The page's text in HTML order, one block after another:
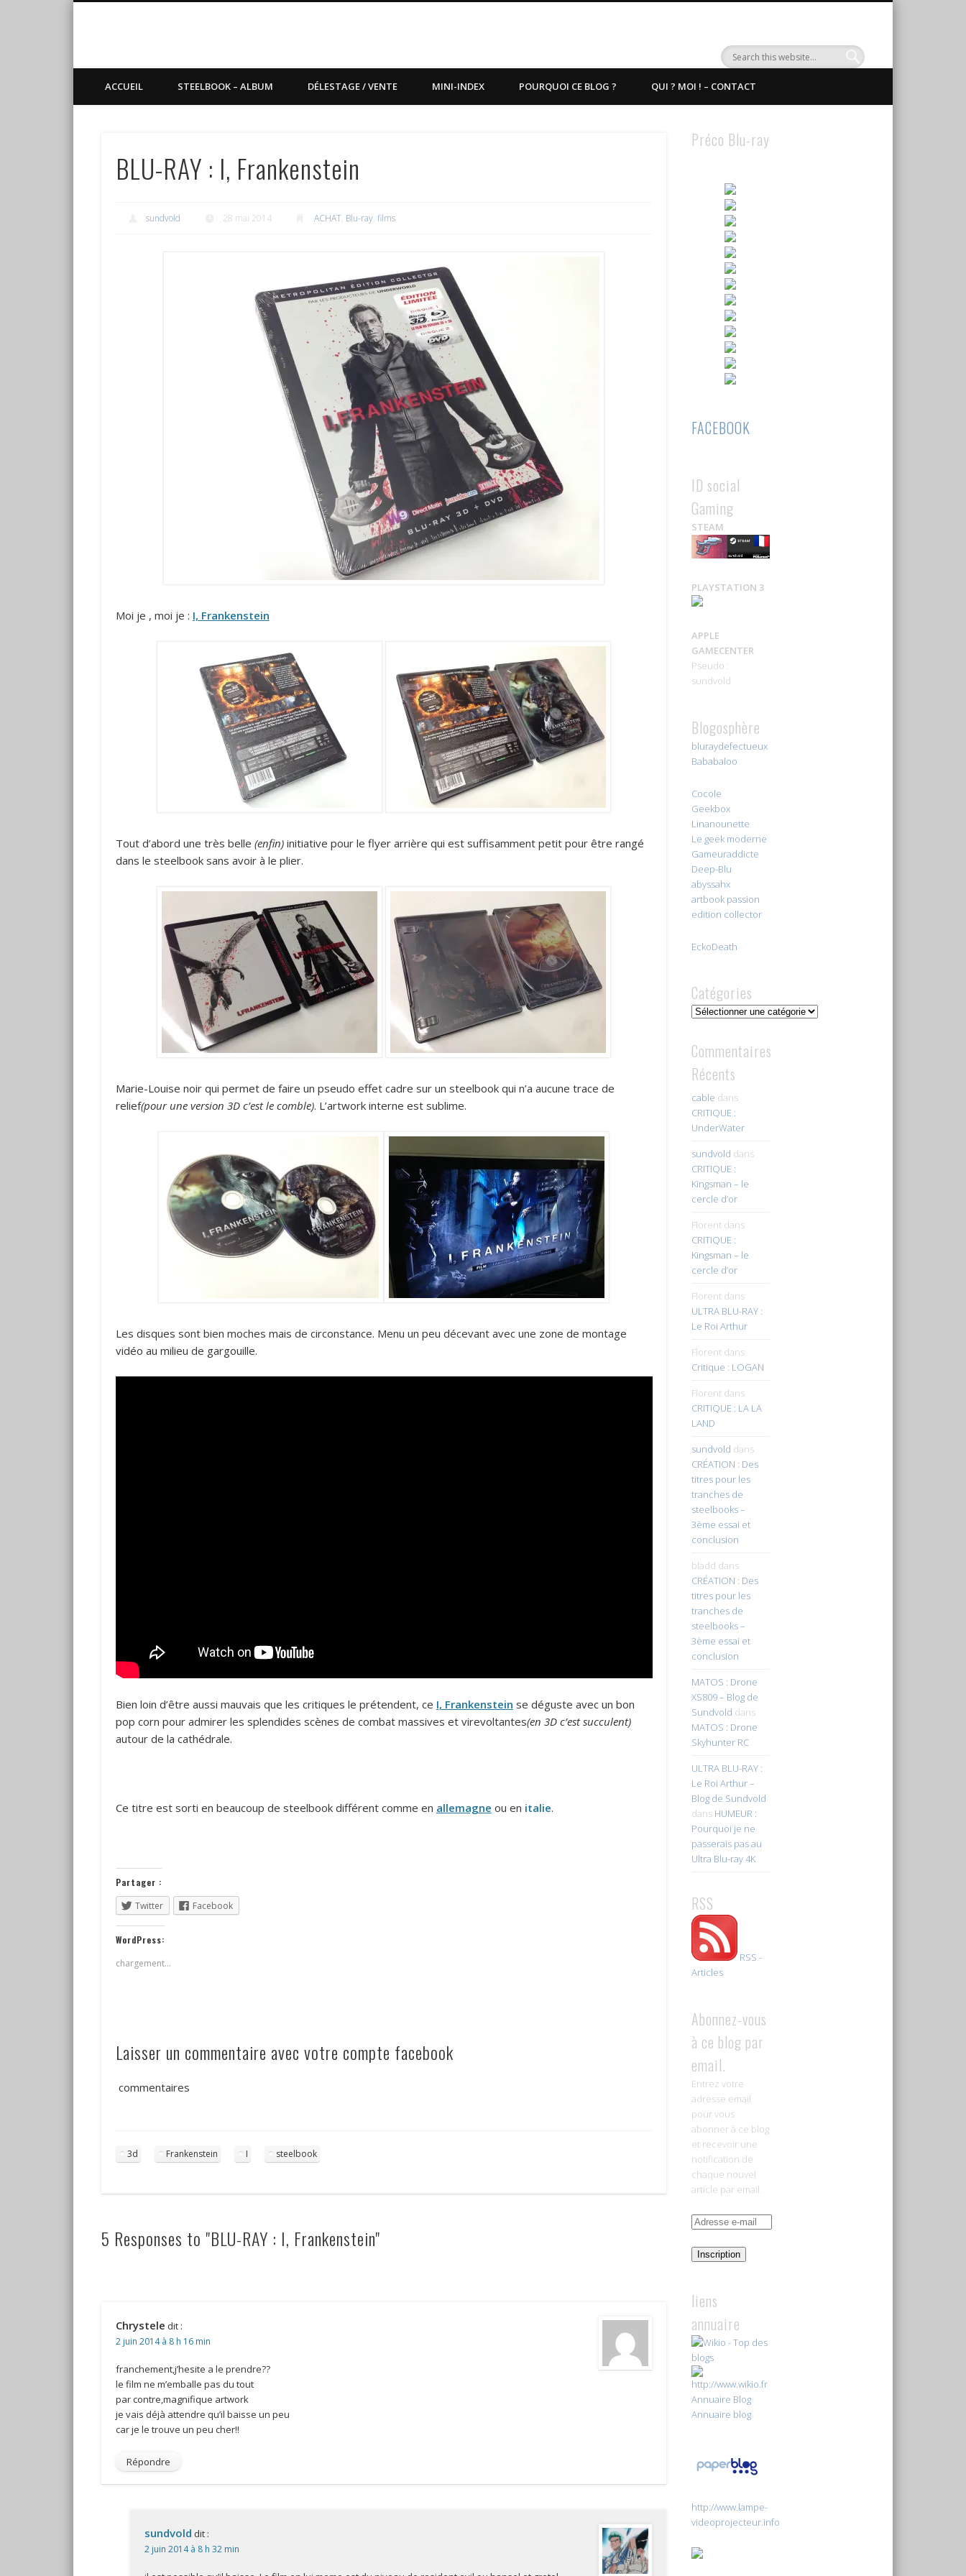
ACCUEIL STEELBOOK – ALBUM DÉLESTAGE / VENTE MINI-INDEX POURQUOI CE BLOG ? QUI ? MOI ! – CONTACT
BLU-RAY : I, Frankenstein
sundvold 28 mai 2014 ACHAT, Blu-ray, films
Moi je , moi je : I, Frankenstein
Tout d’abord une très belle (enfin)initiative pour le flyer arrière qui est suffisamment petit pour être rangé
dans le steelbook sans avoir à le plier.
Marie-Louise noir qui permet de faire un pseudo effet cadre sur un steelbook qui n’a aucune trace de
relief(pour une version 3D c’est le comble). L’artwork interne est sublime.
Les disques sont bien moches mais de circonstance. Menu un peu décevant avec une zone de montage
vidéo au milieu de gargouille.
Bien loin d’être aussi mauvais que les critiques le prétendent, ce I, Frankenstein se déguste avec un bon
pop corn pour admirer les splendides scènes de combat massives et virevoltantes(en 3D c’est succulent)
autour de la cathédrale.
Ce titre est sorti en beaucoup de steelbook différent comme en allemagne ou en italie.
Partager :
Twitter
Facebook
WordPress:
chargement…
Laisser un commentaire avec votre compte facebook
commentaires
3d Frankenstein I steelbook
5 Responses to "BLU-RAY : I, Frankenstein"
Chrystele dit :
2 juin 2014 à 8 h 16 min
franchement,j’hesite a le prendre??
le film ne m’emballe pas du tout
par contre,magnifique artwork
je vais déjà attendre qu’il baisse un peu
car je le trouve un peu cher!!
Répondre
sundvold dit :
2 juin 2014 à 8 h 32 min
Préco Blu-ray
FACEBOOK
ID social
Gaming
STEAM
PLAYSTATION 3
APPLE
GAMECENTER
Pseudo :
sundvold
Blogosphère
bluraydefectueux
Bababaloo
Cocole
Geekbox
Linanounette
Le geek moderne
Gameuraddicte
Deep-Blu
abyssahx
artbook passion
edition collector
EckoDeath
Catégories
Catégories
Commentaires
Récents
cable dans
CRITIQUE :
UnderWater
sundvold dans
CRITIQUE :
Kingsman – le
cercle d’or
Florentdans
CRITIQUE :
Kingsman – le
cercle d’or
Florentdans
ULTRA BLU-RAY :
Le Roi Arthur
Florentdans
Critique : LOGAN
Florentdans
CRITIQUE : LA LA
LAND
sundvold dans
CRÉATION : Des
titres pour les
tranches de
steelbooks –
3ème essai et
conclusion
bladd dans
CRÉATION : Des
titres pour les
tranches de
steelbooks –
3ème essai et
conclusion
MATOS : Drone
XS809 – Blog de
Sundvold dans
MATOS : Drone
Skyhunter RC
ULTRA BLU-RAY :
Le Roi Arthur –
Blog de Sundvold
dans HUMEUR :
Pourquoi je ne
passerais pas au
Ultra Blu-ray 4K
RSS
RSS -
Articles
Abonnez-vous
à ce blog par
email.
Entrez votre
adresse email
pour vous
abonner à ce blog
et recevoir une
notification de
chaque nouvel
article par email.
Adresse
mailInscription
liens
annuaire
Annuaire Blog
Annuaire blog
http://www.lampe-
videoprojecteur.info